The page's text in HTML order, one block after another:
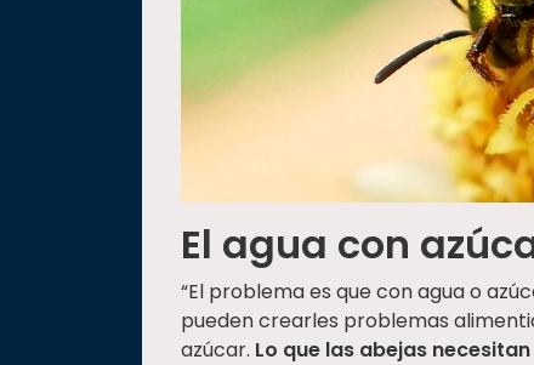
El agua con
“El problema es que con agua o
pueden crearles problemas
azúcar. Lo que las abejas